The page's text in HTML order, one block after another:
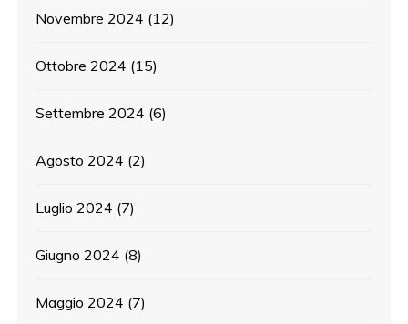
Novembre 2024 (12)
Ottobre 2024 (15)
Settembre 2024 (6)
Agosto 2024 (2)
Luglio 2024 (7)
Giugno 2024 (8)
Maggio 2024 (7)